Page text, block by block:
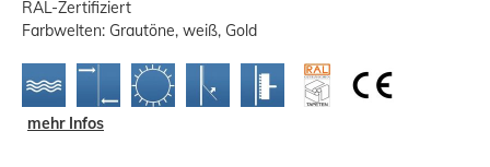
RAL-Zertifiziert
Farbwelten: Grautöne, weiß, Gold
mehr Infos